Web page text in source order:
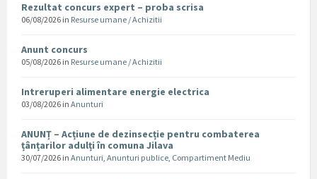
Rezultat concurs expert – proba scrisa
06/08/2026 in Resurse umane / Achizitii
Anunt concurs
05/08/2026 in Resurse umane / Achizitii
Intreruperi alimentare energie electrica
03/08/2026 in Anunturi
ANUNȚ – Acțiune de dezinsecție pentru combaterea
țânțarilor adulți în comuna Jilava
30/07/2026 in Anunturi, Anunturi publice, Compartiment Mediu